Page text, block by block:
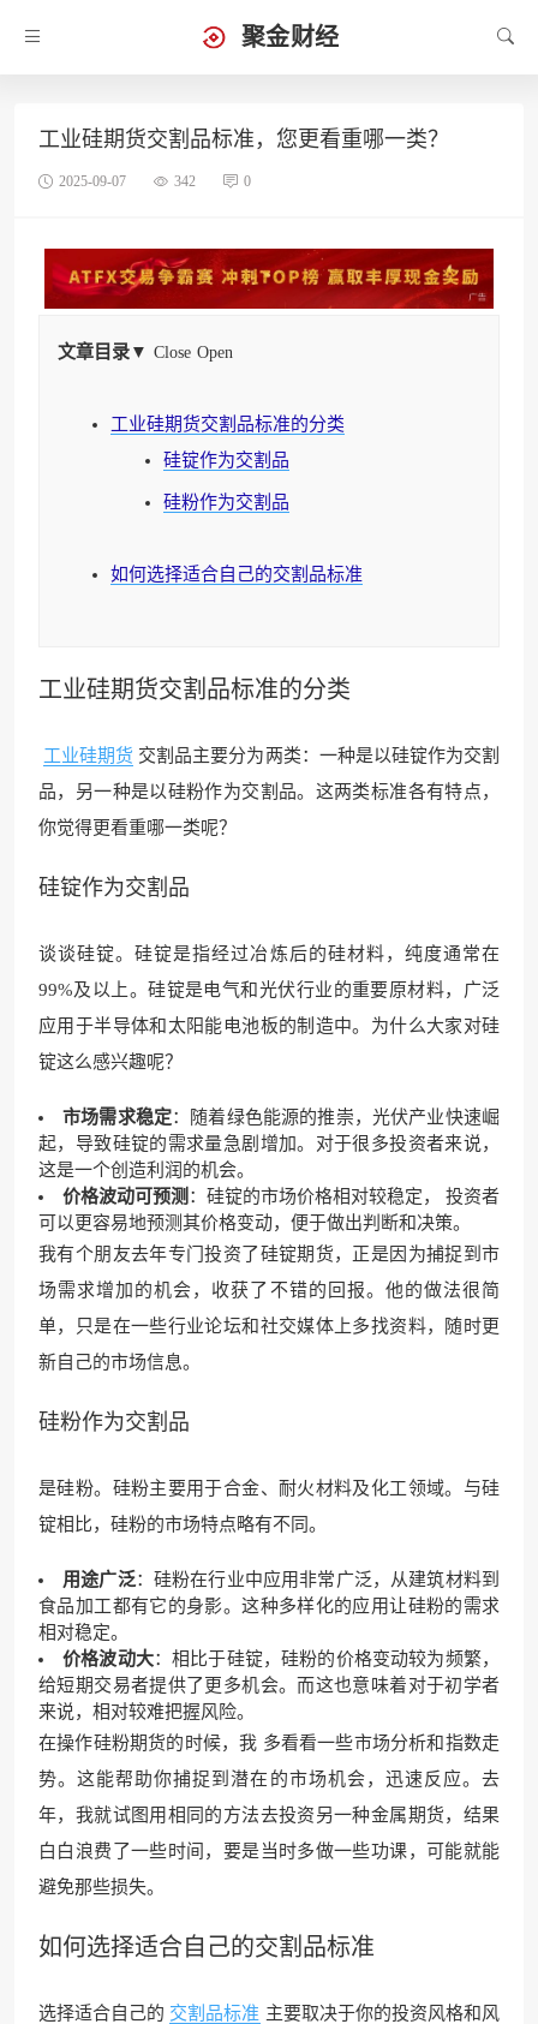
聚金财经
工业硅期货交割品标准，您更看重哪一类？
2025-09-07 342 0
文章目录▼ Close Open
工业硅期货交割品标准的分类
硅锭作为交割品
硅粉作为交割品
如何选择适合自己的交割品标准
工业硅期货交割品标准的分类
工业硅期货 交割品主要分为两类：一种是以硅锭作为交割
品，另一种是以硅粉作为交割品。这两类标准各有特点，
你觉得更看重哪一类呢？
硅锭作为交割品
谈谈硅锭。硅锭是指经过冶炼后的硅材料，纯度通常在
99%及以上。硅锭是电气和光伏行业的重要原材料，广泛
应用于半导体和太阳能电池板的制造中。为什么大家对硅
锭这么感兴趣呢？
市场需求稳定：随着绿色能源的推崇，光伏产业快速崛
起，导致硅锭的需求量急剧增加。对于很多投资者来说，
这是一个创造利润的机会。
价格波动可预测 ：硅锭的市场价格相对较稳定， 投资者
可以更容易地预测其价格变动，便于做出判断和决策。
我有个朋友去年专门投资了硅锭期货，正是因为捕捉到市
场需求增加的机会，收获了不错的回报。他的做法很简
单，只是在一些行业论坛和社交媒体上多找资料，随时更
新自己的市场信息。
硅粉作为交割品
是硅粉。硅粉主要用于合金、耐火材料及化工领域。与硅
锭相比，硅粉的市场特点略有不同。
用途广泛：硅粉在行业中应用非常广泛，从建筑材料到
食品加工都有它的身影。这种多样化的应用让硅粉的需求
相对稳定。
价格波动大：相比于硅锭，硅粉的价格变动较为频繁，
给短期交易者提供了更多机会。而这也意味着对于初学者
来说，相对较难把握风险。
在操作硅粉期货的时候，我 多看看一些市场分析和指数走
势。这能帮助你捕捉到潜在的市场机会，迅速反应。去
年，我就试图用相同的方法去投资另一种金属期货，结果
白白浪费了一些时间，要是当时多做一些功课，可能就能
避免那些损失。
如何选择适合自己的交割品标准
选择适合自己的 交割品标准 主要取决于你的投资风格和风